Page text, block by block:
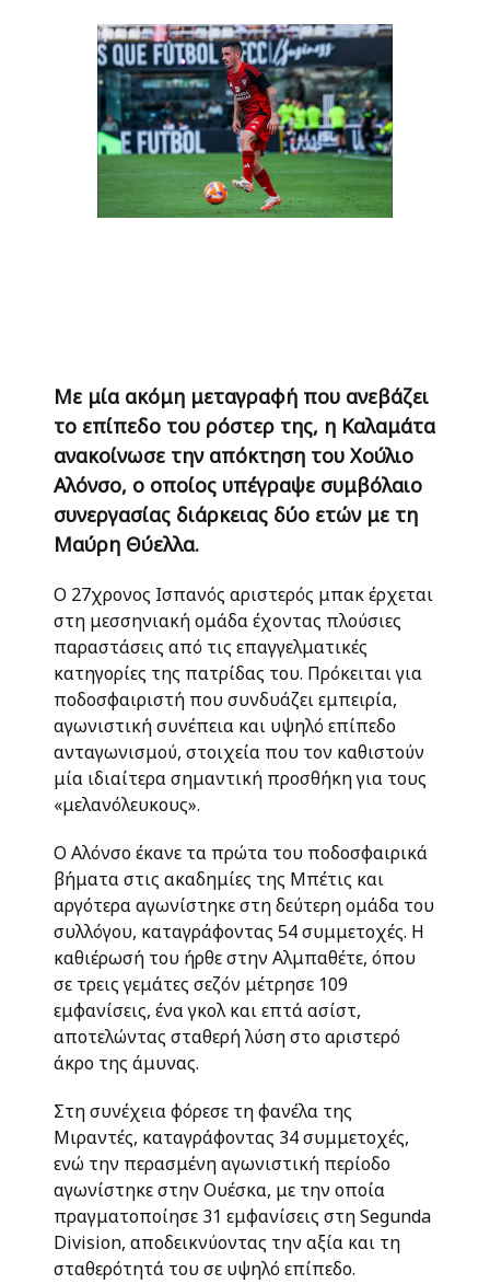
Με μία ακόμη μεταγραφή που ανεβάζει
το επίπεδο του ρόστερ της, η Καλαμάτα
ανακοίνωσε την απόκτηση του Χούλιο
Αλόνσο, ο οποίος υπέγραψε συμβόλαιο
συνεργασίας διάρκειας δύο ετών με τη
Μαύρη Θύελλα.
Ο 27χρονος Ισπανός αριστερός μπακ έρχεται
στη μεσσηνιακή ομάδα έχοντας πλούσιες
παραστάσεις από τις επαγγελματικές
κατηγορίες της πατρίδας του. Πρόκειται για
ποδοσφαιριστή που συνδυάζει εμπειρία,
αγωνιστική συνέπεια και υψηλό επίπεδο
ανταγωνισμού, στοιχεία που τον καθιστούν
μία ιδιαίτερα σημαντική προσθήκη για τους
«μελανόλευκους».
Ο Αλόνσο έκανε τα πρώτα του ποδοσφαιρικά
βήματα στις ακαδημίες της Μπέτις και
αργότερα αγωνίστηκε στη δεύτερη ομάδα του
συλλόγου, καταγράφοντας 54 συμμετοχές. Η
καθιέρωσή του ήρθε στην Αλμπαθέτε, όπου
σε τρεις γεμάτες σεζόν μέτρησε 109
εμφανίσεις, ένα γκολ και επτά ασίστ,
αποτελώντας σταθερή λύση στο αριστερό
άκρο της άμυνας.
Στη συνέχεια φόρεσε τη φανέλα της
Μιραντές, καταγράφοντας 34 συμμετοχές,
ενώ την περασμένη αγωνιστική περίοδο
αγωνίστηκε στην Ουέσκα, με την οποία
πραγματοποίησε 31 εμφανίσεις στη Segunda
Division, αποδεικνύοντας την αξία και τη
σταθερότητά του σε υψηλό επίπεδο.